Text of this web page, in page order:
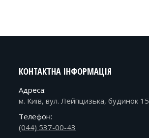
КОНТАКТНА ІНФОРМАЦІЯ
Адреса:
м. Київ, вул. Лейпцизька, будинок 15
Телефон:
(044) 537-00-43